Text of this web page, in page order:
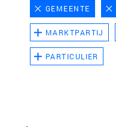
GEMEENTE
MARKTPARTIJ
PARTICULIER